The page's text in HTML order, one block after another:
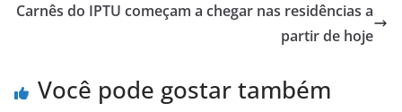
Carnês do IPTU começam a chegar nas residências a
partir de hoje
Você pode gostar também